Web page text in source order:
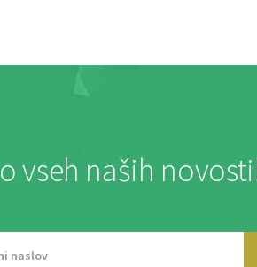
o vseh naših